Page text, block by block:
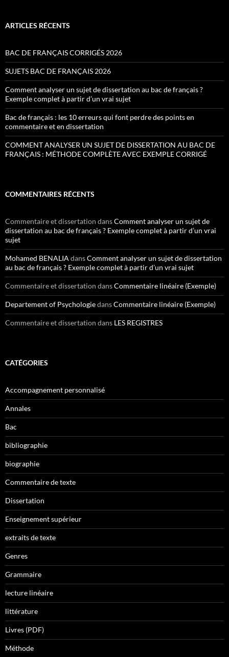
ARTICLES RÉCENTS
BAC DE FRANÇAIS CORRIGÉS 2026
SUJETS BAC DE FRANÇAIS 2026
Comment analyser un sujet de dissertation au bac de français ?
Exemple complet à partir d’un vrai sujet
Bac de français : les 10 erreurs qui font perdre des points en
commentaire et en dissertation
COMMENT ANALYSER UN SUJET DE DISSERTATION AU BAC DE
FRANÇAIS : MÉTHODE COMPLÈTE AVEC EXEMPLE CORRIGÉ
COMMENTAIRES RÉCENTS
Commentaire et dissertation dansComment analyser un sujet de
dissertation au bac de français ? Exemple complet à partir d’un vrai
sujet
Mohamed BENALIA dansComment analyser un sujet de dissertation
au bac de français ? Exemple complet à partir d’un vrai sujet
Commentaire et dissertation dansCommentaire linéaire (Exemple)
Departement of PsychologiedansCommentaire linéaire (Exemple)
Commentaire et dissertation dans LES REGISTRES
CATÉGORIES
Accompagnement personnalisé
Annales
Bac
bibliographie
biographie
Commentaire de texte
Dissertation
Enseignement supérieur
extraits de texte
Genres
Grammaire
lecture linéaire
littérature
Livres (PDF)
Méthode